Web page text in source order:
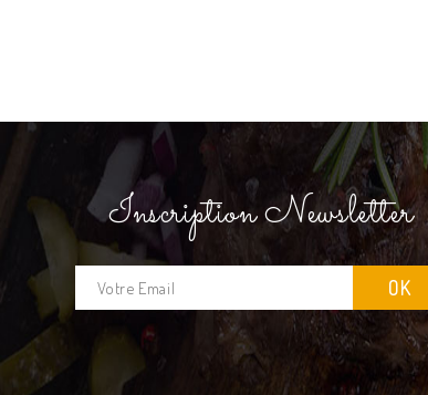
Inscription Newsletter